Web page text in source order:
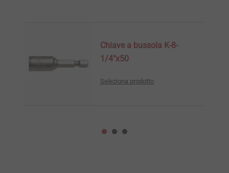
Chiave a bussola K-8-
1/4"x50
Seleziona prodotto